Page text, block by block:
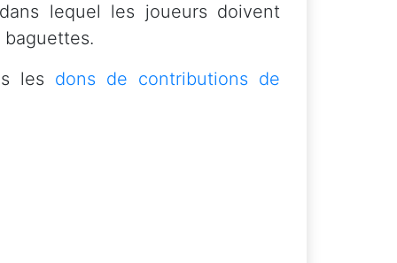
lequel les joueurs doivent
les dons de contributions de